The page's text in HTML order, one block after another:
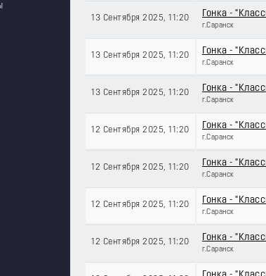
13 Сентября 2025, 11:20 Гонка -
г.Саранск
13 Сентября 2025, 11:20 Гонка -
г.Саранск
13 Сентября 2025, 11:20 Гонка -
г.Саранск
12 Сентября 2025, 11:20 Гонка -
г.Саранск
12 Сентября 2025, 11:20 Гонка -
г.Саранск
12 Сентября 2025, 11:20 Гонка -
г.Саранск
12 Сентября 2025, 11:20 Гонка -
г.Саранск